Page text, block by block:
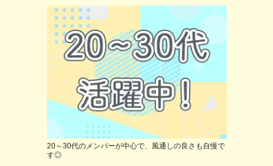
20～30代のメンバーが中心で、風通しの良さも自慢で
す◎